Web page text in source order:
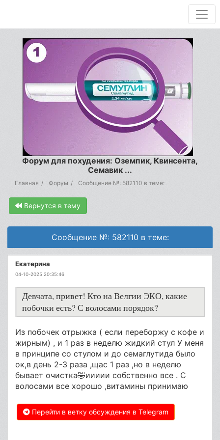
Форум для похудения: Оземпик, Квинсента,
Семавик ...
Главная Форум Сообщение №: 582110 в теме:
Вернутся в тему
Сообщение №: 582110 в теме:
Екатерина
04-10-2025 20:35:46
Девчата, привет! Кто на Велгии ЭКО, какие
побочки есть? С волосами порядок?
Из побочек отрыжка ( если переборжу с кофе и
жирным) , и 1 раз в неделю жидкий стул У меня
в принципе со стулом и до семаглутида было
ок,в день 2-3 раза ,щас 1 раз ,но в неделю
бывает очистка🤣иииии собственно все . С
волосами все хорошо ,витамины принимаю
Перейти в ветку обсуждения в Telegram